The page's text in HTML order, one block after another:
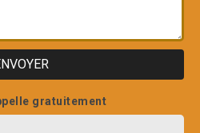
gratuitement